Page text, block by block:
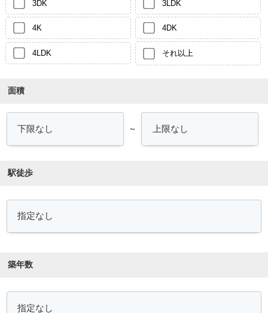
3DK 3LDK
4K 4DK
4LDK それ以上
面積
～
駅徒歩
築年数